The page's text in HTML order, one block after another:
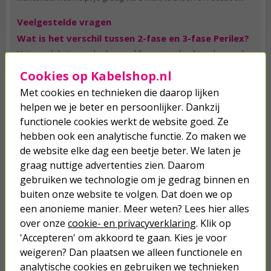
Veelgestelde vragen
Wat is het verschil tussen 2-fase en 3-fase Perilex?
Het verschil zit vooral in hoeveel fasen je gebruikt en hoeveel
gebruikelijk voor kookplaten. Een 3-fase aansluiting is
krachtiger, maar komt minder vaak voor in huizen. Controleer
altijd de specificaties van je apparaat voordat je een keuze
maakt.
Is het gevaarlijk om een Perilex-aansluiting
verkeerd te gebruiken?
Ja, een verkeerd aangesloten Perilex is echt gevaarlijk. Je kunt
dure apparaten beschadigen of zelfs kortsluiting veroorzaken.
De faseverdeling moet dus áltijd kloppen. Laat Perilex-
aansluitingen bij voorkeur door een erkend installateur
controleren.
Wat betekent de aanduiding L1, L2, L3, N en PE op
Perilex?
Deze aanduidingen geven aan welke draad waar hoort. L1, L2
en L3 staan voor de fasen, N voor de nul en PE voor de aarde.
Cookies op Kabelshop.nl
Met cookies en technieken die daarop lijken
helpen we je beter en persoonlijker. Dankzij
functionele cookies werkt de website goed. Ze
hebben ook een analytische functie. Zo maken we
de website elke dag een beetje beter. We laten je
graag nuttige advertenties zien. Daarom
gebruiken we technologie om je gedrag binnen en
buiten onze website te volgen. Dat doen we op
een anonieme manier. Meer weten? Lees hier alles
over onze cookie- en privacyverklaring. Klik op
'Accepteren' om akkoord te gaan. Kies je voor
weigeren? Dan plaatsen we alleen functionele en
analytische cookies en gebruiken we technieken